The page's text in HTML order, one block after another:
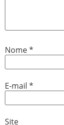
Nome*
E-mail *
Site